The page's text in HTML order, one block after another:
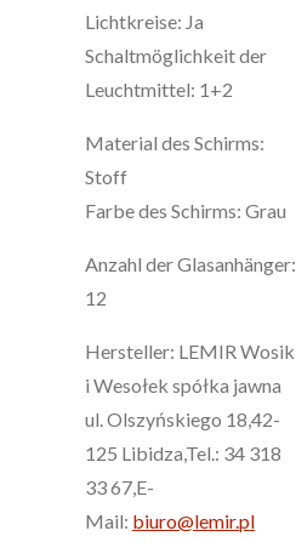
Lichtkreise: Ja
Schaltmöglichkeit der
Leuchtmittel: 1+2
Material des Schirms:
Stoff
Farbe des Schirms: Grau
Anzahl der Glasanhänger:
12
Hersteller: LEMIR Wosik
i Wesołek spółka jawna
ul. Olszyńskiego 18,42-
125 Libidza,Tel.: 34 318
33 67,E-
Mail: biuro@lemir.pl